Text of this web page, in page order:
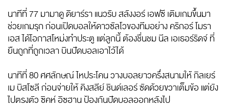
นาทีที่ 77 มามาดู ดิยาร์รา แนวรับ สลังงอร์ เอฟซี เติมเกมขึ้นมา
ช่วยเกมรุก ก่อนเปิดบอลให้ดาวซัลโวของทีมอย่าง คริกอร์ โมรา
เอส ได้โอกาสโหม่งทำประตู แต่ลูกนี้ ต้องชื่นชม นีล เอเธอร์ริดจ์ ที่
ยืนถูกที่ถูกเวลา บินปัดบอลเอาไว้ได้
นาทีที่ 80 ศศลักษณ์ ไหประโคน วางบอลยาวครึ่งสนามให้ กิลเยร์
เม บิสโซลี ก่อนจ่ายให้ คิงสลีย์ ชินด์เลอร์ ซัดด้วยขวาเต็มข้อ แต่ยัง
ไปตรงตัว ซิคห์ อิซฮาน ป้องกันปัดบอลออกหลังไป